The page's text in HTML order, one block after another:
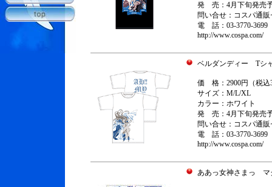
発 売：4月下旬発売
問い合せ：コスパ通
電 話：03-3770-3699
http://www.cospa.com/
ベルダンディー Tシ
価 格：2900円（税込
サイズ：M/L/XL
カラー：ホワイト
発 売：4月下旬発売
問い合せ：コスパ通
電 話：03-3770-3699
http://www.cospa.com/
ああっ女神さまっ マ